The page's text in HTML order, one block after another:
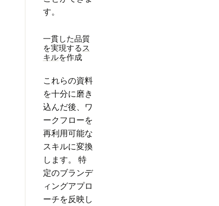
す。
一貫した品質
を実現する ス
キルを作成
これらの資料
を十分に磨き
込んだ後、ワ
ークフローを
再利用可能な
スキルに変換
します。 特
定のブランデ
ィングアプロ
ーチを反映し